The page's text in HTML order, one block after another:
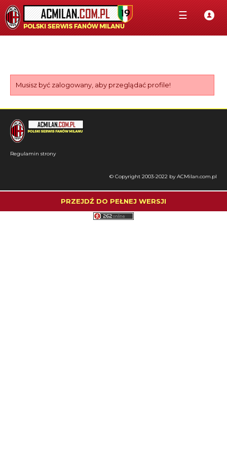
☰
Musisz być zalogowany, aby przeglądać profile!
Regulamin strony
© Copyright 2003-2022 by ACMilan.com.pl
PRZEJDŹ DO PEŁNEJ WERSJI